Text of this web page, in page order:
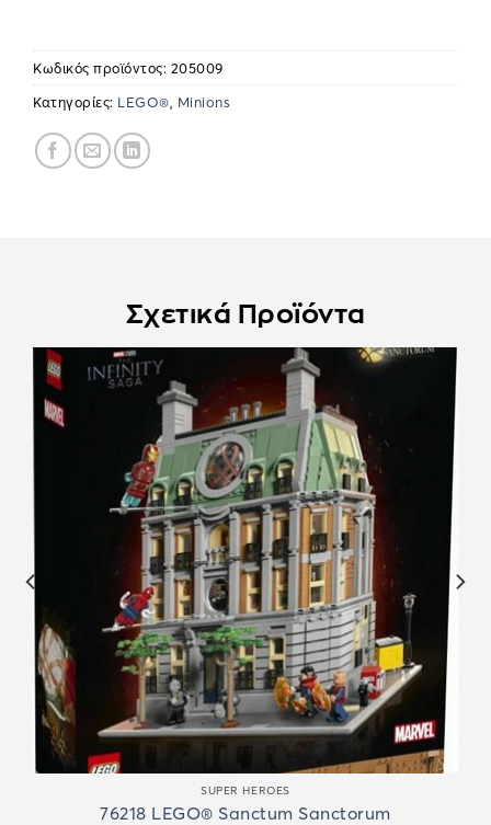
Κωδικός προϊόντος: 205009
Κατηγορίες: LEGO®, Minions
Σχετικά Προϊόντα
SUPER HEROES
76218 LEGO® Sanctum Sanctorum